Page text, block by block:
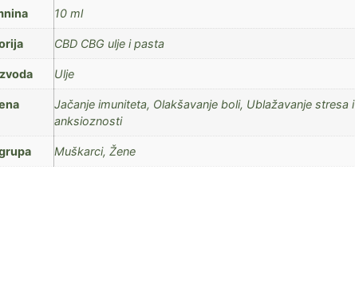
10 ml
CBD CBG ulje i pasta
Ulje
Jačanje imuniteta, Olakšavanje boli, Ublažavanje stresa i
anksioznosti
Muškarci, Žene